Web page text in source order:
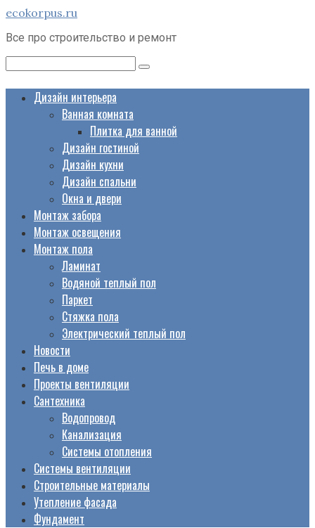
Перейти
контенту
ecokorpus.ru
Все про строительство и ремонт
Дизайн интерьера
Ванная комната
Плитка для ванной
Дизайн гостиной
Дизайн кухни
Дизайн спальни
Окна и двери
Монтаж забора
Монтаж освещения
Монтаж пола
Ламинат
Водяной теплый пол
Паркет
Стяжка пола
Электрический теплый пол
Новости
Печь в доме
Проекты вентиляции
Сантехника
Водопровод
Канализация
Системы отопления
Системы вентиляции
Строительные материалы
Утепление фасада
Фундамент